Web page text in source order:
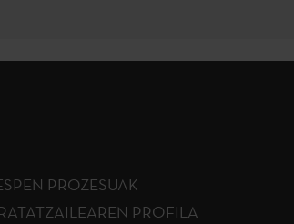
PROZESUAK
PROFILA